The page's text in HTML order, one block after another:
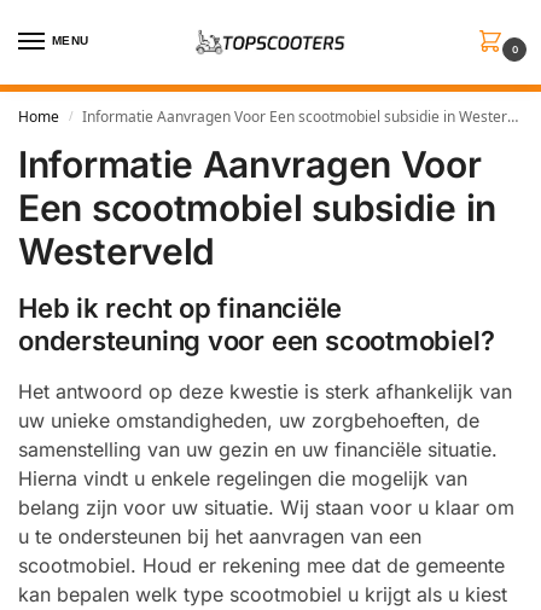
MENU
0
Home / Informatie Aanvragen Voor Een scootmobiel subsidie in Westerveld
Informatie Aanvragen Voor
Een scootmobiel subsidie in
Westerveld
Heb ik recht op financiële
ondersteuning voor een scootmobiel?
Het antwoord op deze kwestie is sterk afhankelijk van
uw unieke omstandigheden, uw zorgbehoeften, de
samenstelling van uw gezin en uw financiële situatie.
Hierna vindt u enkele regelingen die mogelijk van
belang zijn voor uw situatie. Wij staan voor u klaar om
u te ondersteunen bij het aanvragen van een
scootmobiel. Houd er rekening mee dat de gemeente
kan bepalen welk type scootmobiel u krijgt als u kiest